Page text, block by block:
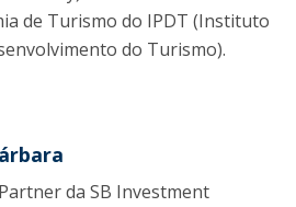
de Turismo do IPDT (Instituto
do Turismo).
da SB Investment